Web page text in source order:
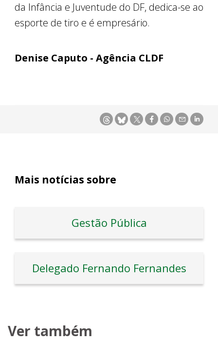
da Infância e Juventude do DF, dedica-se ao
esporte de tiro e é empresário.
Denise Caputo - Agência CLDF
Mais notícias sobre
Gestão Pública
Delegado Fernando Fernandes
Ver também